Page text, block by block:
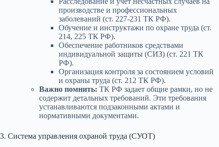
производстве и профессиональных
заболеваний (ст. 227-231 ТК РФ).
Обучение и инструктажи по охране труда (ст.
214, 225 ТК РФ).
Обеспечение работников средствами
индивидуальной защиты (СИЗ) (ст. 221 ТК
РФ).
Организация контроля за состоянием условий
и охраны труда (ст. 212 ТК РФ).
Важно помнить: ТК РФ задает общие рамки, но не
содержит детальных требований. Эти требования
устанавливаются подзаконными актами и
нормативными документами.
3. Система управления охраной труда (СУОТ)